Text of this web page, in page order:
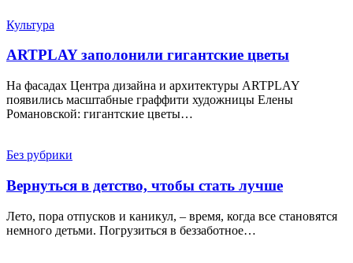
Культура
ARTPLAY заполонили гигантские цветы
На фасадах Центра дизайна и архитектуры ARTPLAY
появились масштабные граффити художницы Елены
Романовской: гигантские цветы…
Без рубрики
Вернуться в детство, чтобы стать лучше
Лето, пора отпусков и каникул, – время, когда все становятся
немного детьми. Погрузиться в беззаботное…